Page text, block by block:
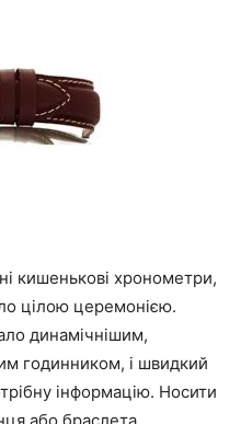
кишенькові хронометри,
цілою церемонією.
динамічнішим,
годинником, і швидкий
інформацію. Носити